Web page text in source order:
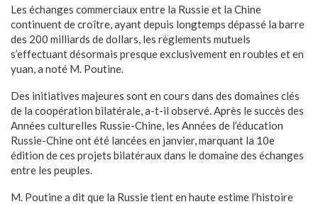
Les échanges commerciaux entre la Russie et la Chine
continuent de croître, ayant depuis longtemps dépassé la barre
des 200 milliards de dollars, les règlements mutuels
s’effectuant désormais presque exclusivement en roubles et en
yuan, a noté M. Poutine.
Des initiatives majeures sont en cours dans des domaines clés
de la coopération bilatérale, a-t-il observé. Après le succès des
Années culturelles Russie-Chine, les Années de l’éducation
Russie-Chine ont été lancées en janvier, marquant la 10e
édition de ces projets bilatéraux dans le domaine des échanges
entre les peuples.
M. Poutine a dit que la Russie tient en haute estime l’histoire